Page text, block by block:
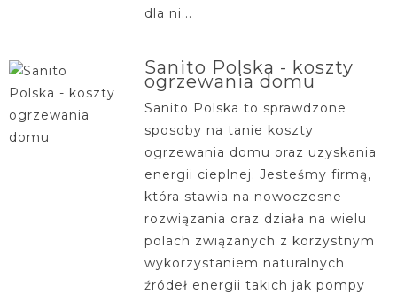
dla ni...
Sanito Polska - koszty
ogrzewania domu
Sanito Polska to sprawdzone
sposoby na tanie koszty
ogrzewania domu oraz uzyskania
energii cieplnej. Jesteśmy firmą,
która stawia na nowoczesne
rozwiązania oraz działa na wielu
polach związanych z korzystnym
wykorzystaniem naturalnych
źródeł energii takich jak pompy